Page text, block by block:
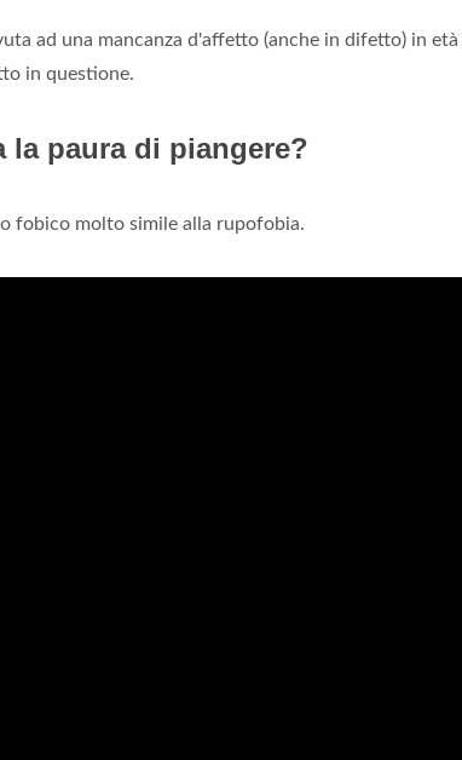
ad una mancanza d'affetto (anche in difetto) in
in questione.
la paura di piangere?
fobico molto simile alla rupofobia.